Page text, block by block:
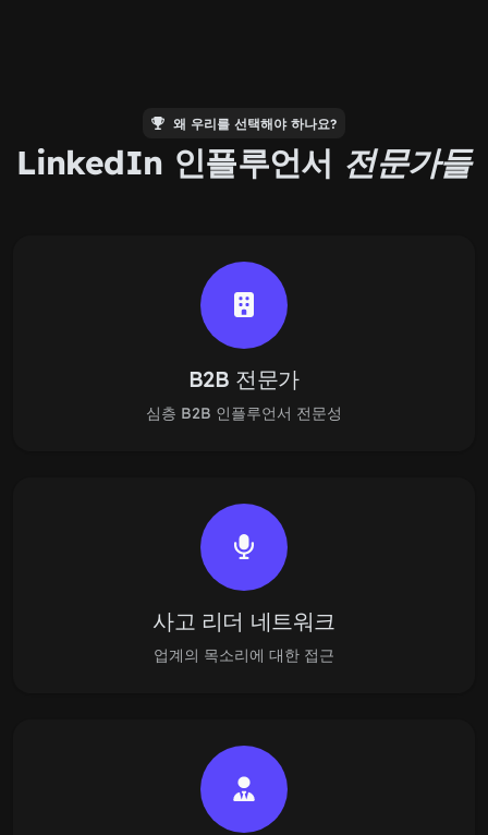
왜 우리를 선택해야 하나요?
LinkedIn 인플루언서 전문가들
B2B 전문가
심층 B2B 인플루언서 전문성
사고 리더 네트워크
업계의 목소리에 대한 접근